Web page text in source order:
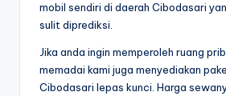
mobil sendiri di daerah Cibodasari
sulit diprediksi.
Jika anda ingin memperoleh ruang
memadai kami juga menyediakan
Cibodasari lepas kunci. Harga